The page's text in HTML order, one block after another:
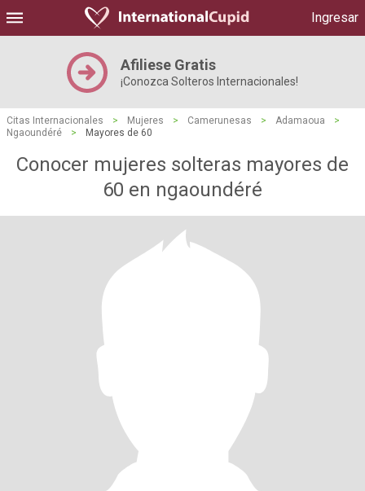
Ingresar
Afiliese Gratis
¡Conozca Solteros Internacionales!
Citas Internacionales > Mujeres > Camerunesas > Adamaoua
>
Ngaoundéré
> Mayores de 60
Conocer mujeres solteras mayores de
60 en ngaoundéré